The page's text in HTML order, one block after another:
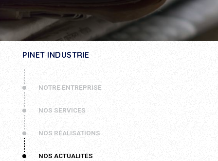
PINET INDUSTRIE
NOTRE ENTREPRISE
NOS SERVICES
NOS RÉALISATIONS
NOS ACTUALITÉS